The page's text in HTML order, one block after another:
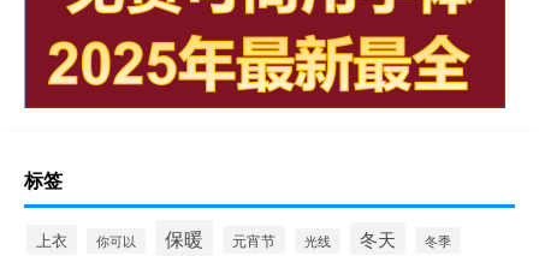
标签
上衣 你可以 保暖 元宵节 光线 冬天 冬季